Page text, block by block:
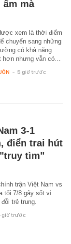
ẩm mà
xem là thời điểm
chuyển sang những
có khả năng
hơn nhưng vẫn có…
- 5 giờ trước
3-1
điển trai hút
tìm"
trận Việt Nam vs
tối 7/8 gây sốt vì
trẻ trung.
giờ trước